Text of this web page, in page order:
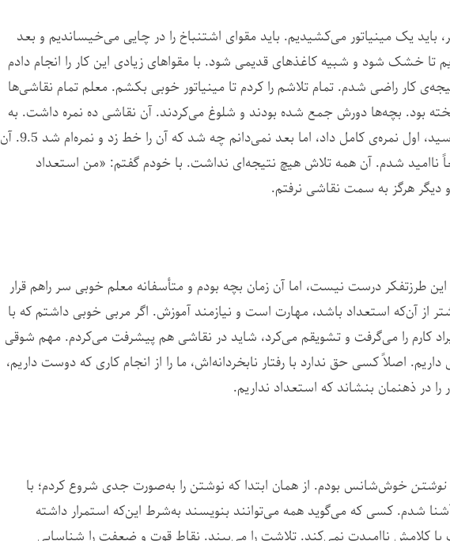
باید یک مینیاتور می‌کشیدیم. باید مقوای اشتنباخ را در چایی می‌خیساندیم و بعد
تا خشک شود و شبیه کاغذهای قدیمی شود. با مقواهای زیادی این کار را انجام دادم
کار راضی شدم. تمام تلاشم را کردم تا مینیاتور خوبی بکشم. معلم تمام نقاشی‌‌ها
بود. بچه‌ها دورش جمع شده بودند و شلوغ می‌کردند. آن نقاشی ده نمره داشت. به
نقاشی من که رسید، اول نمره‌ی کامل داد، اما بعد نمی‌دانم چه شد که آن را خط زد و نمره‌ام شد 9.5. آن
ناامید شدم. آن همه تلاش هیچ نتیجه‌ای نداشت. با خودم گفتم: «من استعداد
دیگر هرگز به سمت نقاشی نرفتم.
طرزتفکر درست نیست، اما آن زمان بچه بودم و متأسفانه معلم خوبی سر راهم قرار
از آن‌که استعداد باشد، مهارت است و نیازمند آموزش. اگر مربی خوبی داشتم که با
کارم را می‌گرفت و تشویقم می‌کرد، شاید در نقاشی هم پیشرفت می‌کردم. مهم شوقی
اصلاً کسی حق ندارد با رفتار نابخردانه‌اش، ما را از انجام کاری که دوست داریم،
را در ذهنمان بنشاند که استعداد نداریم.
نوشتنخوش‌شانس بودم. از همان ابتدا که نوشتن را به‌صورت جدی شروع کردم؛ با
شدم. کسی که می‌گوید همه می‌توانند بنویسند به‌شرط این‌که استمرار داشته
کلامش ناامیدت نمی‌کند. تلاشت را می‌بیند. نقاط قوت و ضعفت را شناسایی